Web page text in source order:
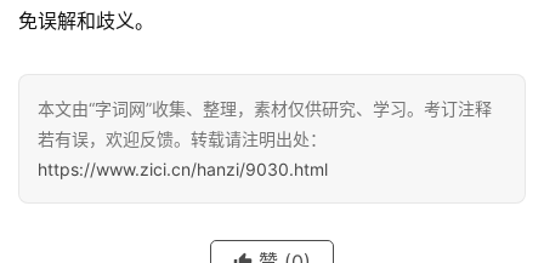
汉
字
免误解和歧义。
本文由“字词网”收集、整理，素材仅供研究、学习。考订注释
若有误，欢迎反馈。转载请注明出处：
https://www.zici.cn/hanzi/9030.html